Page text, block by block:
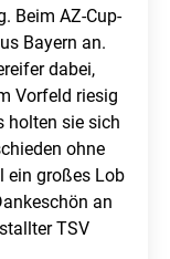
Beim AZ-Cup-
Bayern an.
dabei,
Vorfeld riesig
holten sie sich
ohne
ein großes Lob
an
TSV